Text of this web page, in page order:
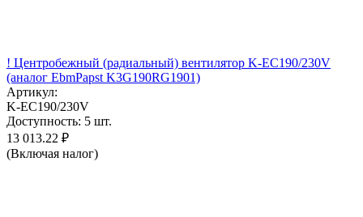
! Центробежный (радиальный) вентилятор K-EC190/230V
(аналог EbmPapst K3G190RG1901)
Артикул:
K-EC190/230V
Доступность: 5 шт.
13 013.22 ₽
(Включая налог)